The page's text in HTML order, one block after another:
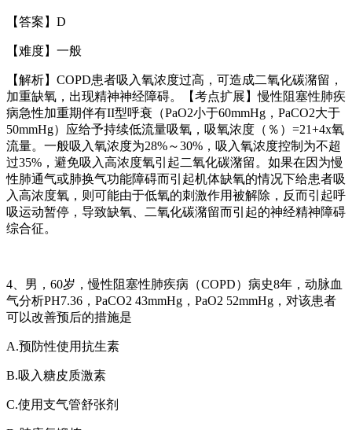
【答案】 D
【难度】一般
【解析】 COPD患者吸入氧浓度过高，可造成二氧化碳潴留，
加重缺氧，出现精神神经障碍。【考点扩展】慢性阻塞性肺疾
病急性加重期伴有II型呼衰（PaO2小于60mmHg ， PaCO2大于
50mmHg）应给予持续低流量吸氧，吸氧浓度（％） =21+4x氧
流量。一般吸入氧浓度为28%～30% ，吸入氧浓度控制为不超
过35% ，避免吸入高浓度氧引起二氧化碳潴留。如果在因为慢
性肺通气或肺换气功能障碍而引起机体缺氧的情况下给患者吸
入高浓度氧，则可能由于低氧的刺激作用被解除，反而引起呼
吸运动暂停，导致缺氧、二氧化碳潴留而引起的神经精神障碍
综合征。
4 、男， 60岁，慢性阻塞性肺疾病（COPD）病史8年，动脉血
气分析PH7.36 ， PaCO2 43mmHg ， PaO2 52mmHg ，对该患者
可以改善预后的措施是
A.预防性使用抗生素
B.吸入糖皮质激素
C.使用支气管舒张剂